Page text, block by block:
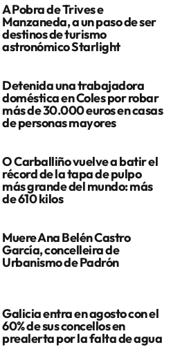
A Pobra de Trives e
Manzaneda, a un paso de ser
destinos de turismo
astronómico Starlight
Detenida una trabajadora
doméstica en Coles por robar
más de 30.000 euros en casas
de personas mayores
O Carballiño vuelve a batir el
récord de la tapa de pulpo
más grande del mundo: más
de 610 kilos
Muere Ana Belén Castro
García, concelleira de
Urbanismo de Padrón
Galicia entra en agosto con el
60% de sus concellos en
prealerta por la falta de agua